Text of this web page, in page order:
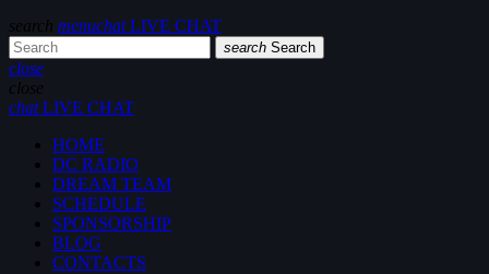
search menuchatLIVE CHAT
search Search
close
close
chatLIVE CHAT
HOME
DC RADIO
DREAM TEAM
SCHEDULE
SPONSORSHIP
BLOG
CONTACTS